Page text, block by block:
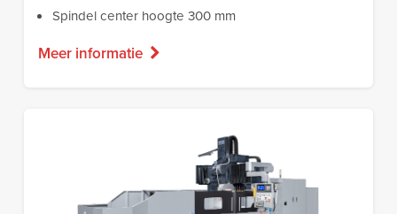
Spindel center hoogte 300 mm
Meer informatie